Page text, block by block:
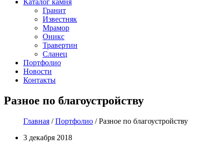
Каталог камня
Гранит
Известняк
Мрамор
Оникс
Травертин
Сланец
Портфолио
Новости
Контакты
Разное по благоустройству
Главная /Портфолио / Разное по благоустройству
3 декабря 2018